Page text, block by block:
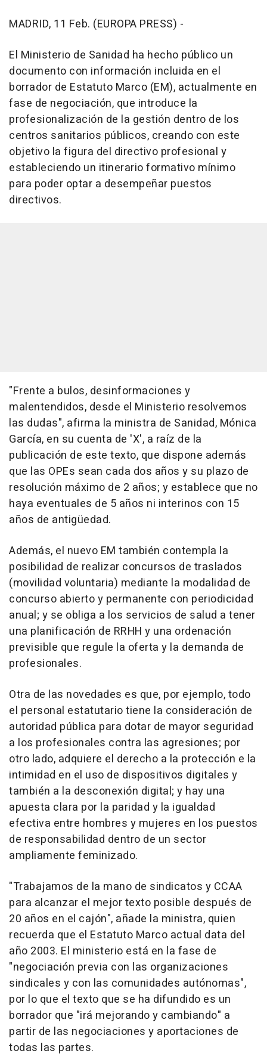
MADRID, 11 Feb. (EUROPA PRESS) -
El Ministerio de Sanidad ha hecho público un
documento con información incluida en el
borrador de Estatuto Marco (EM), actualmente en
fase de negociación, que introduce la
profesionalización de la gestión dentro de los
centros sanitarios públicos, creando con este
objetivo la figura del directivo profesional y
estableciendo un itinerario formativo mínimo
para poder optar a desempeñar puestos
directivos.
"Frente a bulos, desinformaciones y
malentendidos, desde el Ministerio resolvemos
las dudas", afirma la ministra de Sanidad, Mónica
García, en su cuenta de 'X', a raíz de la
publicación de este texto, que dispone además
que las OPEs sean cada dos años y su plazo de
resolución máximo de 2 años; y establece que no
haya eventuales de 5 años ni interinos con 15
años de antigüedad.
Además, el nuevo EM también contempla la
posibilidad de realizar concursos de traslados
(movilidad voluntaria) mediante la modalidad de
concurso abierto y permanente con periodicidad
anual; y se obliga a los servicios de salud a tener
una planificación de RRHH y una ordenación
previsible que regule la oferta y la demanda de
profesionales.
Otra de las novedades es que, por ejemplo, todo
el personal estatutario tiene la consideración de
autoridad pública para dotar de mayor seguridad
a los profesionales contra las agresiones; por
otro lado, adquiere el derecho a la protección e la
intimidad en el uso de dispositivos digitales y
también a la desconexión digital; y hay una
apuesta clara por la paridad y la igualdad
efectiva entre hombres y mujeres en los puestos
de responsabilidad dentro de un sector
ampliamente feminizado.
"Trabajamos de la mano de sindicatos y CCAA
para alcanzar el mejor texto posible después de
20 años en el cajón", añade la ministra, quien
recuerda que el Estatuto Marco actual data del
año 2003. El ministerio está en la fase de
"negociación previa con las organizaciones
sindicales y con las comunidades autónomas",
por lo que el texto que se ha difundido es un
borrador que "irá mejorando y cambiando" a
partir de las negociaciones y aportaciones de
todas las partes.